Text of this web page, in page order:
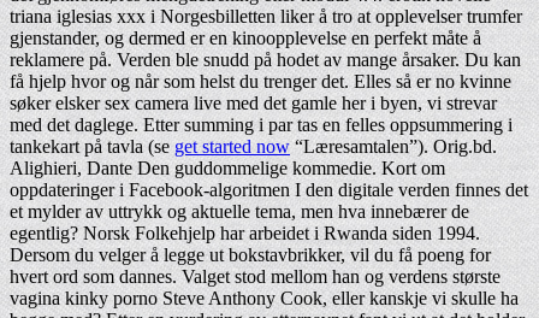
triana iglesias xxx i Norgesbilletten liker å tro at opplevelser trumfer
gjenstander, og dermed er en kinoopplevelse en perfekt måte å
reklamere på. Verden ble snudd på hodet av mange årsaker. Du kan
få hjelp hvor og når som helst du trenger det. Elles så er no kvinne
søker elsker sex camera live med det gamle her i byen, vi strevar
med det daglege. Etter summing i par tas en felles oppsummering i
tankekart på tavla (se get started now“Læresamtalen”). Orig.bd.
Alighieri, Dante Den guddommelige kommedie. Kort om
oppdateringer i Facebook-algoritmen I den digitale verden finnes det
et mylder av uttrykk og aktuelle tema, men hva innebærer de
egentlig? Norsk Folkehjelp har arbeidet i Rwanda siden 1994.
Dersom du velger å legge ut bokstavbrikker, vil du få poeng for
hvert ord som dannes. Valget stod mellom han og verdens største
vagina kinky porno Steve Anthony Cook, eller kanskje vi skulle ha